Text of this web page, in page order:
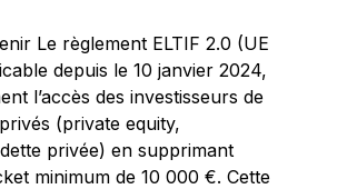
Le règlement ELTIF 2.0 (UE
depuis le 10 janvier 2024,
l’accès des investisseurs de
(private equity,
privée) en supprimant
minimum de 10 000 €. Cette